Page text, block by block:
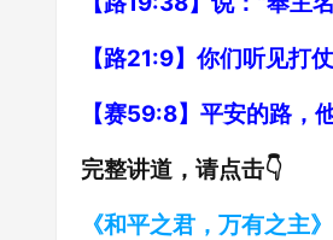
【路21:9】你们听见打
【赛59:8】平安的路，
完整讲道，请点击👇
《和平之君，万有之主》